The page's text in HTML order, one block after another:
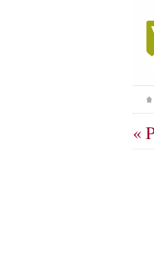
«